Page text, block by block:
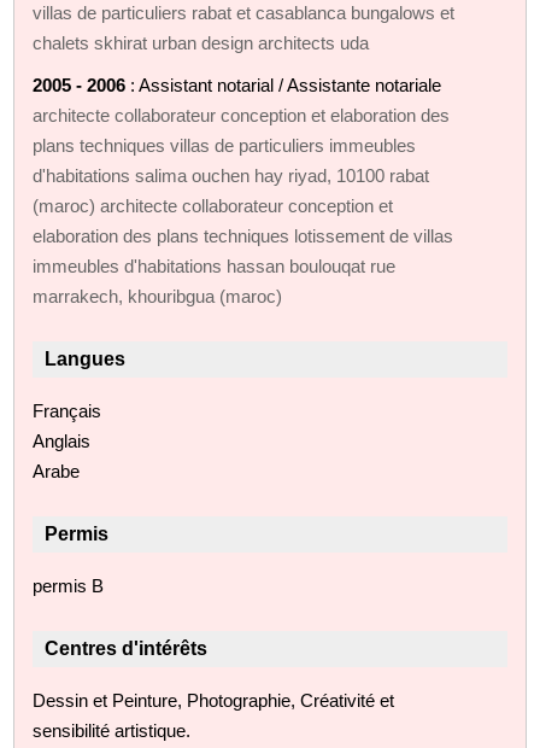
villas de particuliers rabat et casablanca bungalows et
chalets skhirat urban design architects uda
2005 - 2006 : Assistant notarial / Assistante notariale
architecte collaborateur conception et elaboration des
plans techniques villas de particuliers immeubles
d'habitations salima ouchen hay riyad, 10100 rabat
(maroc) architecte collaborateur conception et
elaboration des plans techniques lotissement de villas
immeubles d'habitations hassan boulouqat rue
marrakech, khouribgua (maroc)
Langues
Français
Anglais
Arabe
Permis
permis B
Centres d'intérêts
Dessin et Peinture, Photographie, Créativité et
sensibilité artistique.